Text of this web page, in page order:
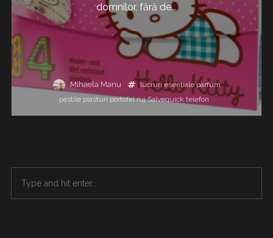
domnilor, fără de...
Mihaela Manu lucruri esențiale parfum
pastile plasturi portofel ruj Salvequick telefon